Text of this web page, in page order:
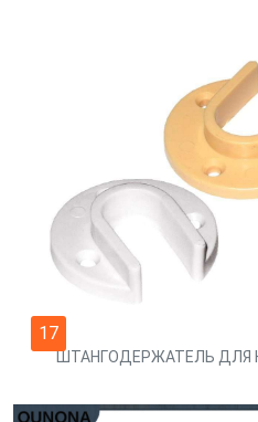
17
ШТАНГОДЕРЖАТЕЛЬ ДЛЯ